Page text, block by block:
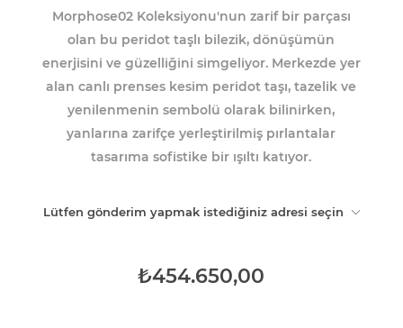
Morphose02 Koleksiyonu'nun zarif bir parçası
olan bu peridot taşlı bilezik, dönüşümün
enerjisini ve güzelliğini simgeliyor. Merkezde yer
alan canlı prenses kesim peridot taşı, tazelik ve
yenilenmenin sembolü olarak bilinirken,
yanlarına zarifçe yerleştirilmiş pırlantalar
tasarıma sofistike bir ışıltı katıyor.
Lütfen gönderim yapmak istediğiniz adresi seçin
₺454.650,00